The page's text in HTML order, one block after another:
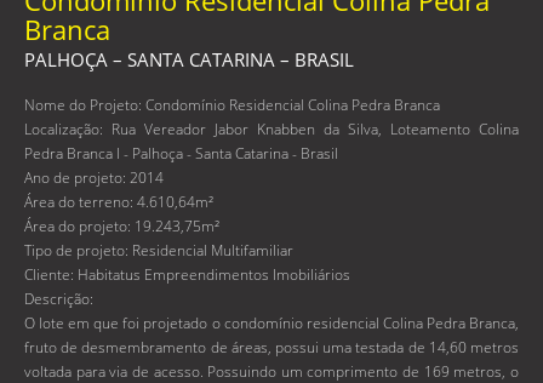
Branca
PALHOÇA – SANTA CATARINA – BRASIL
Nome do Projeto: Condomínio Residencial Colina Pedra Branca
Localização: Rua Vereador Jabor Knabben da Silva, Loteamento Colina
Pedra Branca I - Palhoça - Santa Catarina - Brasil
Ano de projeto: 2014
Área do terreno: 4.610,64m²
Área do projeto: 19.243,75m²
Tipo de projeto: Residencial Multifamiliar
Cliente: Habitatus Empreendimentos Imobiliários
Descrição:
O lote em que foi projetado o condomínio residencial Colina Pedra Branca,
fruto de desmembramento de áreas, possui uma testada de 14,60 metros
voltada para via de acesso. Possuindo um comprimento de 169 metros, o